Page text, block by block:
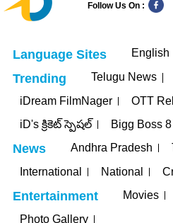
Follow Us On :
Language Sites English
Trending Telugu News
iDream FilmNager
OTT
iD's క్రికెట్ స్పెషల్
Bigg Boss
News Andhra Pradesh
International
National
Entertainment Movies
Photo Gallery